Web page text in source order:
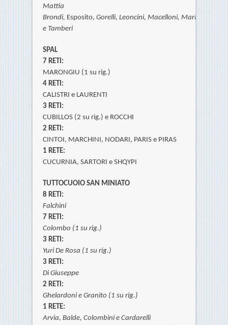
Mattia
Brondi, Esposito, Gorelli, Leoncini, Macelloni, Mariotti,
e Tamberi
SPAL
7 RETI:
MARONGIU (1 su rig.)
4 RETI:
CALISTRI e LAURENTI
3 RETI:
CUBILLOS (2 su rig.) e ROCCHI
2 RETI:
CINTOI, MARCHINI, NODARI, PARIS e PIRAS
1 RETE:
CUCURNIA, SARTORI e SHQYPI
TUTTOCUOIO SAN MINIATO
8 RETI:
Falchini
7 RETI:
Colombo (1 su rig.)
3 RETI:
Yuri De Rosa (1 su rig.)
3 RETI:
Di Giuseppe
2 RETI:
Ghelardoni e Granito (1 su rig.)
1 RETE:
Arvia, Balde, Colombini e Cardarelli